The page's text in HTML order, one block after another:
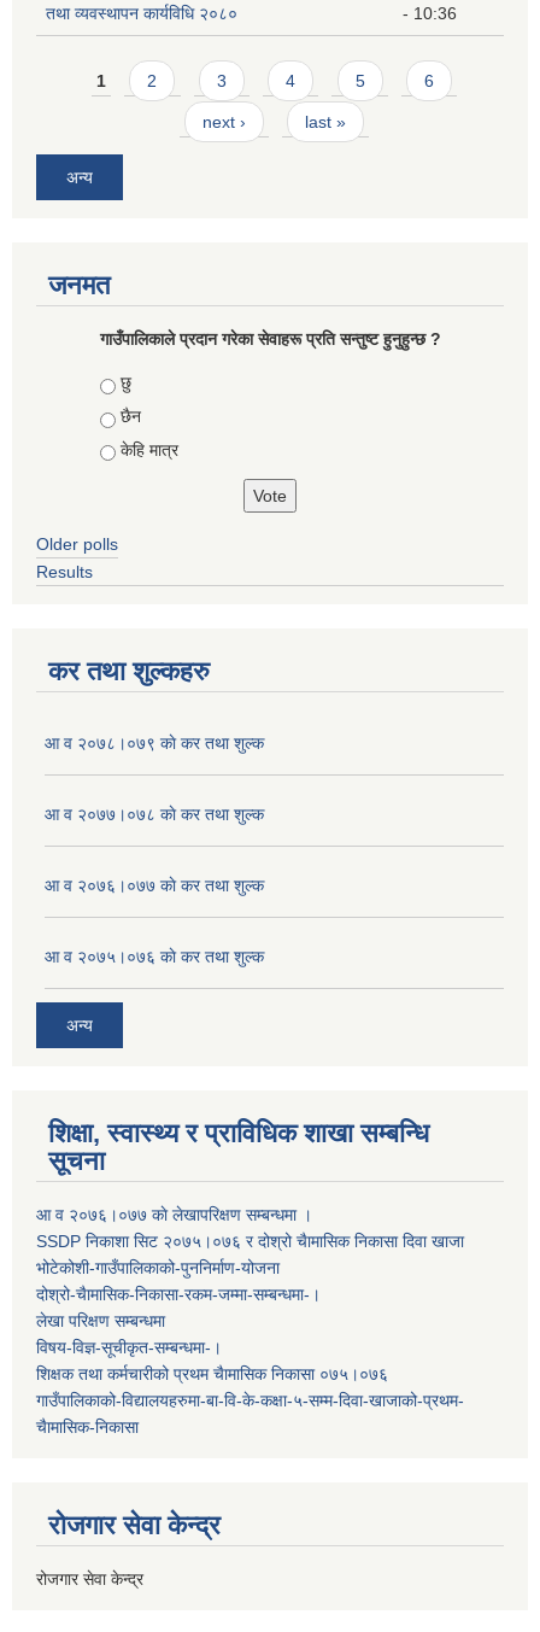
तथा व्यवस्थापन कार्यविधि २०८०
- 10:36
Pages
1 2 3 4 5 6
next › last »
अन्य
जनमत
गाउँपालिकाले प्रदान गरेका सेवाहरू प्रति सन्तुष्ट हुनुहुन्छ ?
Choices
छु
छैन
केहि मात्र
Older polls
Results
कर तथा शुल्कहरु
आ व २०७८।०७९ काे कर तथा शुल्क
आ व २०७७।०७८ काे कर तथा शुल्क
आ व २०७६।०७७ काे कर तथा शुल्क
आ व २०७५।०७६ काे कर तथा शुल्क
अन्य
शिक्षा, स्वास्थ्य र प्राविधिक शाखा सम्बन्धि
सूचना
आ व २०७६।०७७ काे लेखापरिक्षण सम्बन्धमा ।
SSDP निकाशा सिट २०७५।०७६ र दोश्रो चैामासिक निकासा दिवा खाजा
भोटेकोशी-गाउँपालिकाको-पुननिर्माण-योजना
दोश्रो-चैामासिक-निकासा-रकम-जम्मा-सम्बन्धमा-।
लेखा परिक्षण सम्बन्धमा
विषय-विज्ञ-सूचीकृत-सम्बन्धमा-।
शिक्षक तथा कर्मचारीको प्रथम च‌ैामासिक निकासा ०७५।०७६
गाउँपालिकाको-विद्यालयहरुमा-बा-वि-के-कक्षा-५-सम्म-दिवा-खाजाको-प्रथम-
चैामासिक-निकासा
रोजगार सेवा केन्द्र
रोजगार सेवा केन्द्र